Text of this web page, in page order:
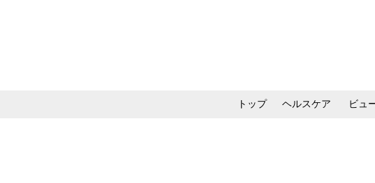
トップ ヘルスケア ビュ